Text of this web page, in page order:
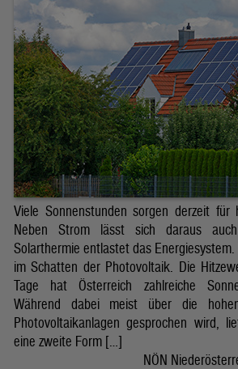
Viele Sonnenstunden sorgen derzeit für
Neben Strom lässt sich daraus auch
Solarthermie entlastet das
im Schatten der Photovoltaik. Die
Tage hat Österreich zahlreiche
Während dabei meist über die
Photovoltaikanlagen gesprochen wird,
eine zweite Form […]
NÖN